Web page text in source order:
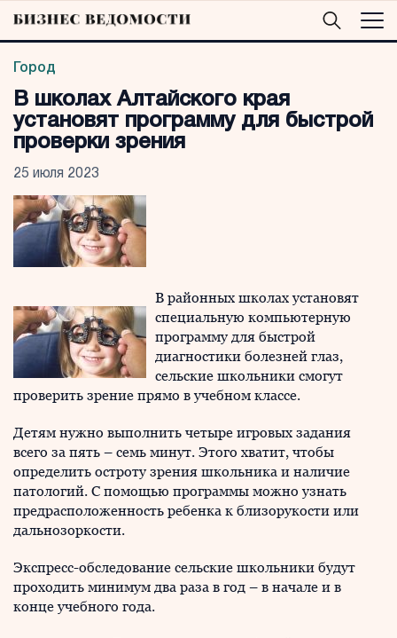
Город
В школах Алтайского края
установят программу для быстрой
проверки зрения
25 июля 2023
В районных школах установят
специальную компьютерную
программу для быстрой
диагностики болезней глаз,
сельские школьники смогут
проверить зрение прямо в учебном классе.
Детям нужно выполнить четыре игровых задания
всего за пять – семь минут. Этого хватит, чтобы
определить остроту зрения школьника и наличие
патологий. С помощью программы можно узнать
предрасположенность ребенка к близорукости или
дальнозоркости.
Экспресс-обследование сельские школьники будут
проходить минимум два раза в год – в начале и в
конце учебного года.